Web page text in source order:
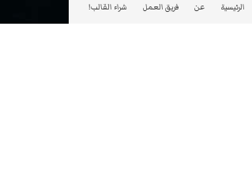
الرئيسية عن فريق العمل شراء القالب!